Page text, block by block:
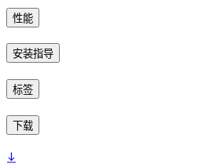
性能
安装指导
标签
下载